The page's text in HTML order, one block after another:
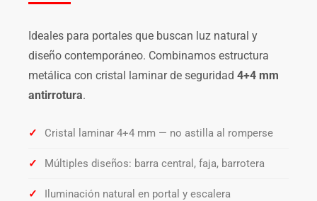
Ideales para portales que buscan luz natural y
diseño contemporáneo. Combinamos estructura
metálica con cristal laminar de seguridad 4+4 mm
antirrotura.
✓ Cristal laminar 4+4 mm — no astilla al romperse
✓ Múltiples diseños: barra central, faja, barrotera
✓ Iluminación natural en portal y escalera